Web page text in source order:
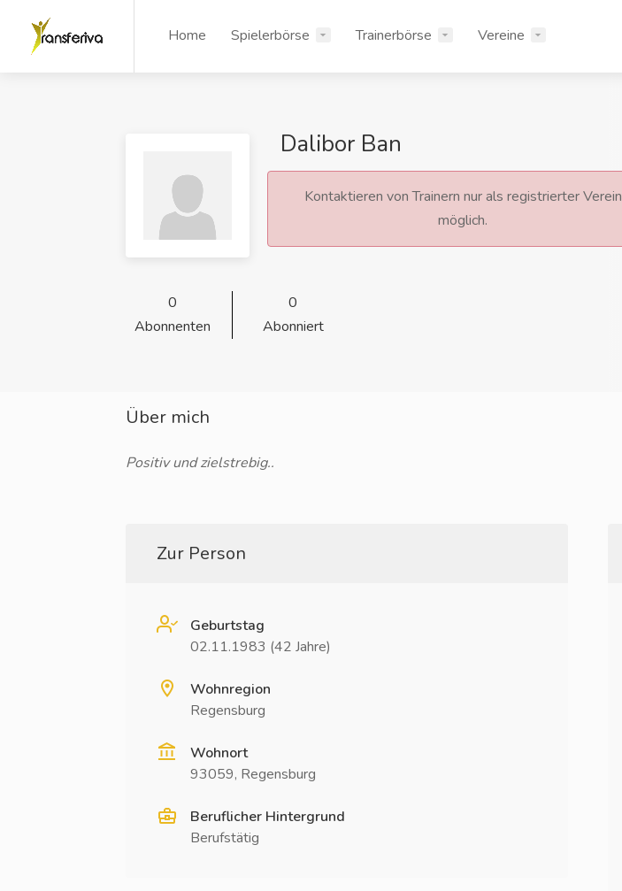
Home Spielerbörse Trainerbörse Vereine
Dalibor Ban
Kontaktieren von Trainern nur als registrierter Verein
möglich.
0
Abonnenten
0
Abonniert
Über mich
Positiv und zielstrebig..
Zur Person
Geburtstag
02.11.1983 (42 Jahre)
Wohnregion
Regensburg
Wohnort
93059, Regensburg
Beruflicher Hintergrund
Berufstätig